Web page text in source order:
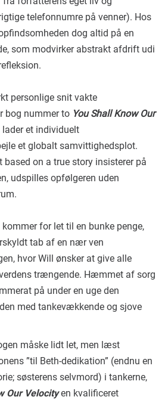
telefonnumre på venner). Hos
dog altid på en
som modvirker abstrakt afdrift udi
personlige snit vakte
bog nummer to You Shall Know Our
lader et individuelt
et globalt samvittighedsplot.
based on a true story insisterer på
udspilles opfølgeren uden
kommer for let til en bunke penge,
tab af en nær ven
hvor Will ønsker at give alle
trængende. Hæmmet af sorg
på under en uge den
med tankevækkende og sjove
måske lidt let, men læst
”til Beth-dedikation” (endnu en
søsterens selvmord) i tankerne,
Our Velocityen kvalificeret